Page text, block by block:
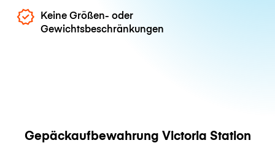
Keine Größen- oder
Gewichtsbeschränkungen
Gepäckaufbewahrung Victoria Station